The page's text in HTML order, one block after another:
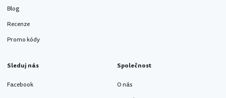
Blog
Recenze
Promo kódy
Sleduj nás
Facebook
Společnost
O nás